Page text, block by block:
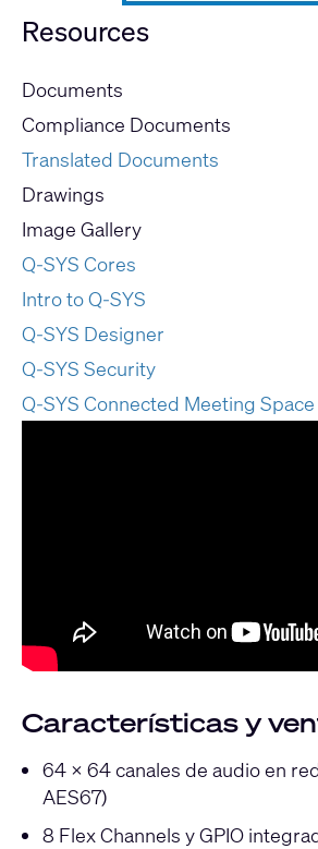
Resources
Documents
Compliance Documents
Translated Documents
Drawings
Image Gallery
Q-SYS Cores
Intro to Q-SYS
Q-SYS Designer
Q-SYS Security
Q-SYS Connected Meeting
Características y
64 × 64 canales de audio en
AES67)
8 Flex Channels y GPIO